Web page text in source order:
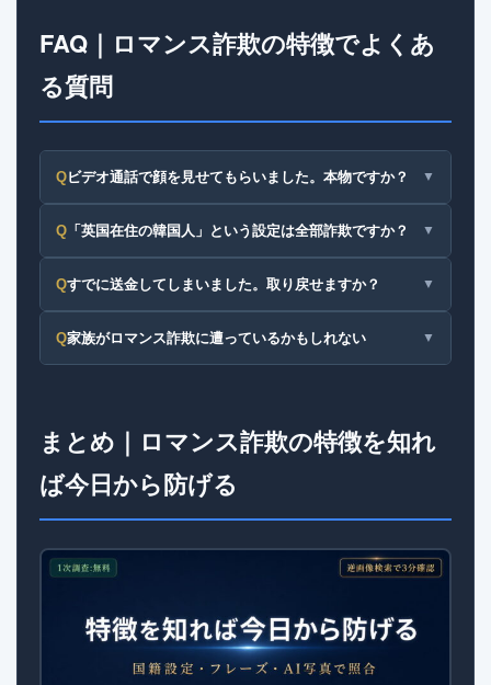
FAQ｜ロマンス詐欺の特徴でよくあ
る質問
Qビデオ通話で顔を見せてもらいました。本物ですか？ ▼
Q 「英国在住の韓国人」という設定は全部詐欺ですか？ ▼
Qすでに送金してしまいました。取り戻せますか？ ▼
Q家族がロマンス詐欺に遭っているかもしれない ▼
まとめ｜ロマンス詐欺の特徴を知れ
ば今日から防げる